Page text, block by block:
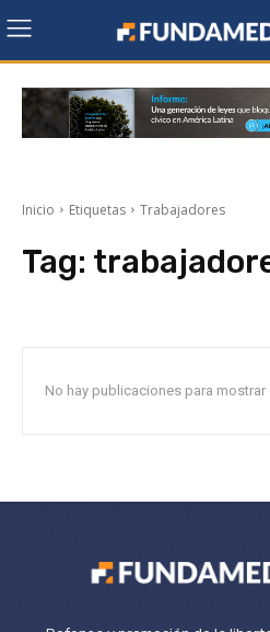
Inicio Etiquetas Trabajadores
Tag:
No hay publicaciones para mostrar